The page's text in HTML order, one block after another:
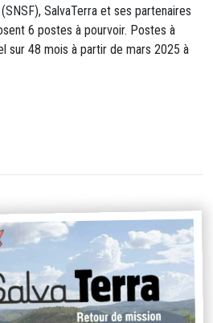
SalvaTerra et ses partenaires
6 postes à pourvoir. Postes à
sur 48 mois à partir de mars 2025 à